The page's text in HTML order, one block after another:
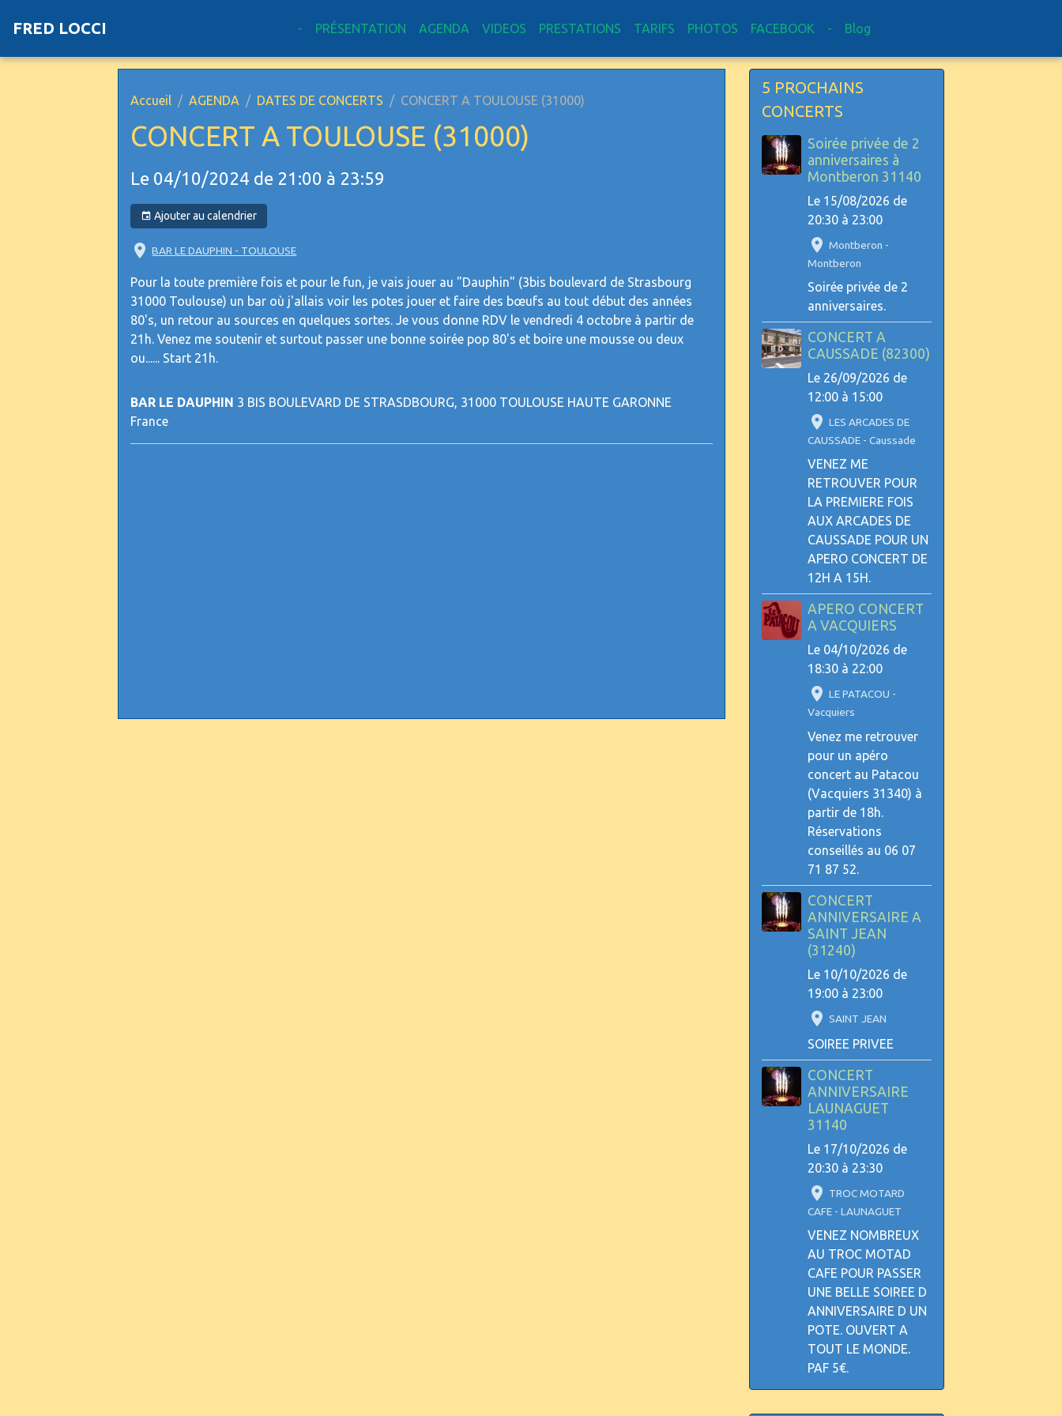
FRED LOCCI - PRÉSENTATION AGENDA VIDEOS PRESTATIONS TARIFS PHOTOS FACEBOOK - Blog
Accueil AGENDA DATES DE CONCERTS CONCERT A TOULOUSE (31000)
CONCERT A TOULOUSE (31000)
Le 04/10/2024 de 21:00 à 23:59
Ajouter au calendrier
BAR LE DAUPHIN - TOULOUSE
Pour la toute première fois et pour le fun, je vais jouer au "Dauphin" (3bis boulevard de Strasbourg
31000 Toulouse) un bar où j'allais voir les potes jouer et faire des bœufs au tout début des années
80's, un retour au sources en quelques sortes. Je vous donne RDV le vendredi 4 octobre à partir de
21h. Venez me soutenir et surtout passer une bonne soirée pop 80's et boire une mousse ou deux
ou...... Start 21h.
BAR LE DAUPHIN 3 BIS BOULEVARD DE STRASDBOURG, 31000 TOULOUSE HAUTE GARONNE
France
5 PROCHAINS
CONCERTS
Soirée privée de 2
anniversaires à
Montberon 31140
Le 15/08/2026 de
20:30 à 23:00
Montberon -
Montberon
Soirée privée de 2
anniversaires.
CONCERT A
CAUSSADE (82300)
Le 26/09/2026 de
12:00 à 15:00
LES ARCADES DE
CAUSSADE - Caussade
VENEZ ME
RETROUVER POUR
LA PREMIERE FOIS
AUX ARCADES DE
CAUSSADE POUR UN
APERO CONCERT DE
12H A 15H.
APERO CONCERT
A VACQUIERS
Le 04/10/2026 de
18:30 à 22:00
LE PATACOU -
Vacquiers
Venez me retrouver
pour un apéro
concert au Patacou
(Vacquiers 31340) à
partir de 18h.
Réservations
conseillés au 06 07
71 87 52.
CONCERT
ANNIVERSAIRE A
SAINT JEAN
(31240)
Le 10/10/2026 de
19:00 à 23:00
SAINT JEAN
SOIREE PRIVEE
CONCERT
ANNIVERSAIRE
LAUNAGUET
31140
Le 17/10/2026 de
20:30 à 23:30
TROC MOTARD
CAFE - LAUNAGUET
VENEZ NOMBREUX
AU TROC MOTAD
CAFE POUR PASSER
UNE BELLE SOIREE D
ANNIVERSAIRE D UN
POTE. OUVERT A
TOUT LE MONDE.
PAF 5€.